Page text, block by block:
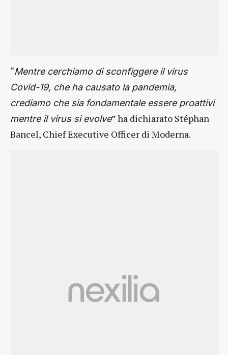
“Mentre cerchiamo di sconfiggere il virus
Covid-19, che ha causato la pandemia,
crediamo che sia fondamentale essere proattivi
mentre il virus si evolve” ha dichiarato Stéphan
Bancel, Chief Executive Officer di Moderna.